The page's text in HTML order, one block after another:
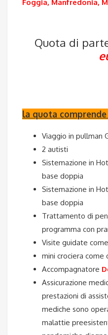
Foggia, Manfredonia,
Quota di
la quota comprende
Viaggio in pullman
2 autisti
Sistemazione in
base doppia
Sistemazione in
base doppia
Trattamento di
programma con
Visite guidate
mini crociera come
Accompagnatore
Assicurazione
prestazioni di
mediche sono
malattie